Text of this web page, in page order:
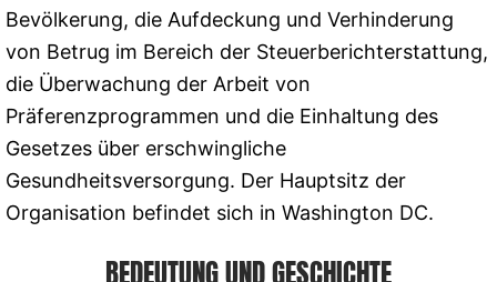
Bevölkerung, die Aufdeckung und Verhinderung
von Betrug im Bereich der Steuerberichterstattung,
die Überwachung der Arbeit von
Präferenzprogrammen und die Einhaltung des
Gesetzes über erschwingliche
Gesundheitsversorgung. Der Hauptsitz der
Organisation befindet sich in Washington DC.
BEDEUTUNG UND GESCHICHTE